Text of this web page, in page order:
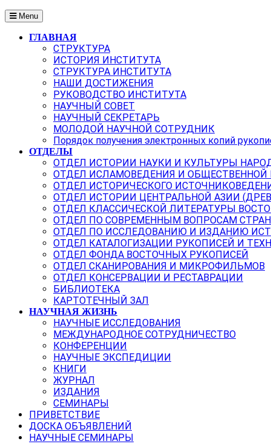
Menu
ГЛАВНАЯ
СТРУКТУРА
ИСТОРИЯ ИНСТИТУТА
СТРУКТУРА ИНСТИТУТА
НАШИ ДОСТИЖЕНИЯ
РУКОВОДСТВО ИНСТИТУТА
НАУЧНЫЙ СОВЕТ
НАУЧНЫЙ СЕКРЕТАРЬ
МОЛОДОЙ НАУЧНОЙ СОТРУДНИК
Порядок получения электронных копий
ОТДЕЛЫ
ОТДЕЛ ИСТОРИИ НАУКИ И КУЛЬТУРЫ
ОТДЕЛ ИСЛАМОВЕДЕНИЯ И
ОТДЕЛ ИСТОРИЧЕСКОГО
ОТДЕЛ ИСТОРИИ ЦЕНТРАЛЬНОЙ АЗИИ
ОТДЕЛ КЛАССИЧЕСКОЙ ЛИТЕРАТУРЫ
ОТДЕЛ ПО СОВРЕМЕННЫМ ВОПРОСАМ
ОТДЕЛ ПО ИССЛЕДОВАНИЮ И ИЗДАНИЮ
ОТДЕЛ КАТАЛОГИЗАЦИИ РУКОПИСЕЙ И
ОТДЕЛ ФОНДА ВОСТОЧНЫХ РУКОПИСЕЙ
ОТДЕЛ СКАНИРОВАНИЯ И МИКРОФИЛЬМОВ
ОТДЕЛ КОНСЕРВАЦИИ И РЕСТАВРАЦИИ
БИБЛИОТЕКА
КАРТОТЕЧНЫЙ ЗАЛ
НАУЧНАЯ ЖИЗНЬ
НАУЧНЫЕ ИССЛЕДОВАНИЯ
МЕЖДУНАРОДНОЕ СОТРУДНИЧЕСТВО
КОНФЕРЕНЦИИ
НАУЧНЫЕ ЭКСПЕДИЦИИ
КНИГИ
ЖУРНАЛ
ИЗДАНИЯ
СЕМИНАРЫ
ПРИВЕТСТВИЕ
ДОСКА ОБЪЯВЛЕНИЙ
НАУЧНЫЕ СЕМИНАРЫ